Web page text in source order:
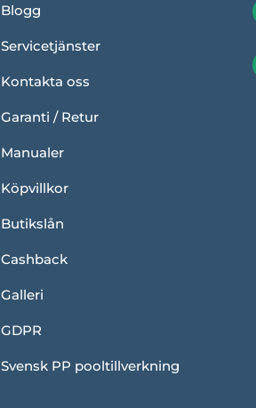
Blogg
Servicetjänster
Kontakta oss
Garanti / Retur
Manualer
Köpvillkor
Butikslån
Cashback
Galleri
GDPR
Svensk PP pooltillverkning